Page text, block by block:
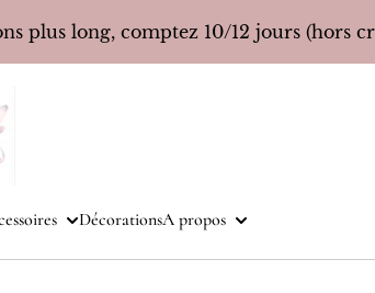
plus long, comptez 10/12 jours (hors
DécorationsA propos